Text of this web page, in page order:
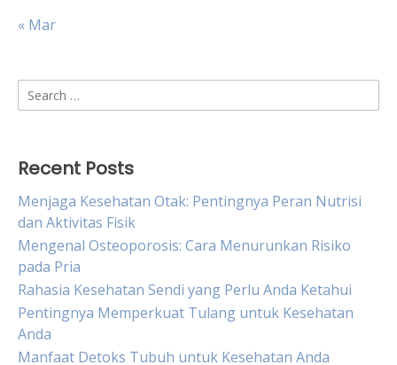
« Mar
Search
for:
Recent Posts
Menjaga Kesehatan Otak: Pentingnya Peran Nutrisi
dan Aktivitas Fisik
Mengenal Osteoporosis: Cara Menurunkan Risiko
pada Pria
Rahasia Kesehatan Sendi yang Perlu Anda Ketahui
Pentingnya Memperkuat Tulang untuk Kesehatan
Anda
Manfaat Detoks Tubuh untuk Kesehatan Anda